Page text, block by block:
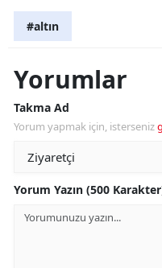
#altın
Yorumlar
Takma Ad
Yorum yapmak için, isterseniz
Yorum Yazın (500